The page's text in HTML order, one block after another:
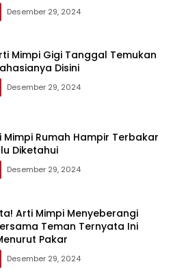
Desember 29, 2024
Mimpi Gigi Tanggal Temukan
Disini
Desember 29, 2024
Mimpi Rumah Hampir Terbakar
Diketahui
Desember 29, 2024
Arti Mimpi Menyeberangi
Teman Ternyata Ini
Pakar
Desember 29, 2024